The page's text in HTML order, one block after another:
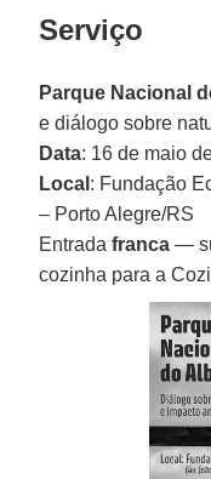
Serviço
Parque Nacional
e diálogo sobre
Data: 16 de maio
Local : Fundação
– Porto Alegre/RS
Entradafranca —
cozinha para a